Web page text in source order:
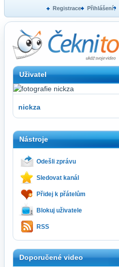
Registrace Přihlášení
Uživatel
nickza
Nástroje
Odešli zprávu
Sledovat kanál
Přidej k přátelům
Blokuj uživatele
RSS
Doporučené video